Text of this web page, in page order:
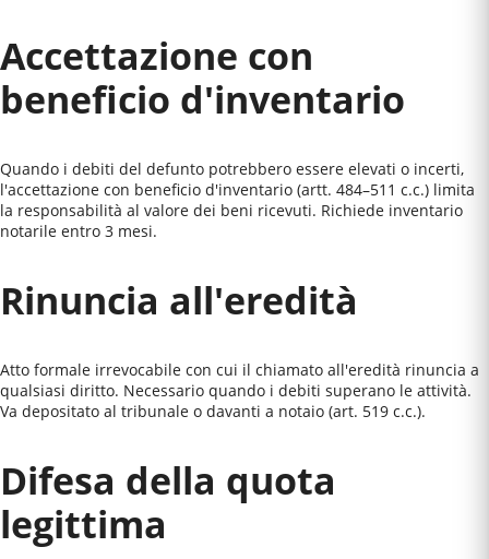
Accettazione con
beneficio d'inventario
Quando i debiti del defunto potrebbero essere elevati o incerti,
l'accettazione con beneficio d'inventario (artt. 484–511 c.c.) limita
la responsabilità al valore dei beni ricevuti. Richiede inventario
notarile entro 3 mesi.
Rinuncia all'eredità
Atto formale irrevocabile con cui il chiamato all'eredità rinuncia a
qualsiasi diritto. Necessario quando i debiti superano le attività.
Va depositato al tribunale o davanti a notaio (art. 519 c.c.).
Difesa della quota
legittima